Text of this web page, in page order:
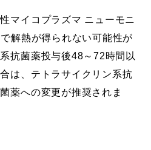
マイコプラズマ ニューモニ
解熱が得られない可能性が
抗菌薬投与後48～72時間以
は、テトラサイクリン系抗
薬への変更が推奨されま